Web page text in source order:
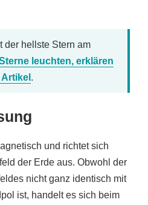
der hellste Stern am
leuchten, erklären
.
und richtet sich
der Erde aus. Obwohl der
nicht ganz identisch mit
ist, handelt es sich beim